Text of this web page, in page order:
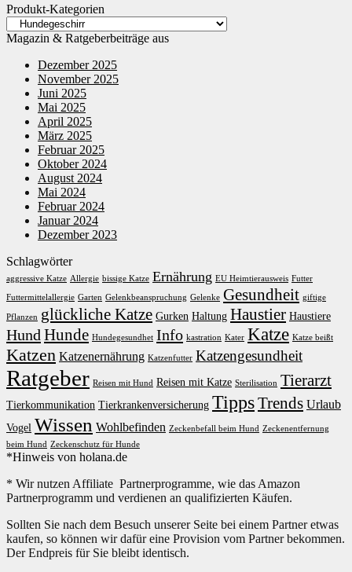
Produkt-Kategorien
Magazin & Ratgeberbeiträge aus
Dezember 2025
November 2025
Juni 2025
Mai 2025
April 2025
März 2025
Februar 2025
Oktober 2024
August 2024
Mai 2024
Februar 2024
Januar 2024
Dezember 2023
Schlagwörter
aggressive Katze Allergie bissige Katze Ernährung EU Heimtierausweis Futter
Futtermittelallergie Garten Gelenkbeanspruchung Gelenke Gesundheit giftige
Pflanzen glückliche Katze Gurken Haltung Haustier Haustiere
Hund Hunde Hundegesundhet Info kastration Kater Katze Katze beißt
Katzen Katzenernährung Katzenfutter Katzengesundheit
Ratgeber Reisen mit Hund Reisen mit Katze Sterilisation Tierarzt
Tierkommunikation Tierkrankenversicherung TippsTrends Urlaub
Vogel Wissen Wohlbefinden Zeckenbefall beim Hund Zeckenentfernung
beim Hund Zeckenschutz für Hunde
*Hinweis von holana.de
* Wir nutzen Affiliate Partnerprogramme, wie das Amazon
Partnerprogramm und verdienen an qualifizierten Käufen.
Sollten Sie nach dem Besuch unserer Seite bei einem Partner etwas
kaufen, so können wir dafür eine Provision vom Partner bekommen.
Der Endpreis für Sie bleibt identisch.